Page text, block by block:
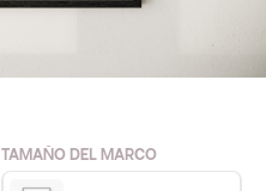
TAMAÑO DEL MARCO